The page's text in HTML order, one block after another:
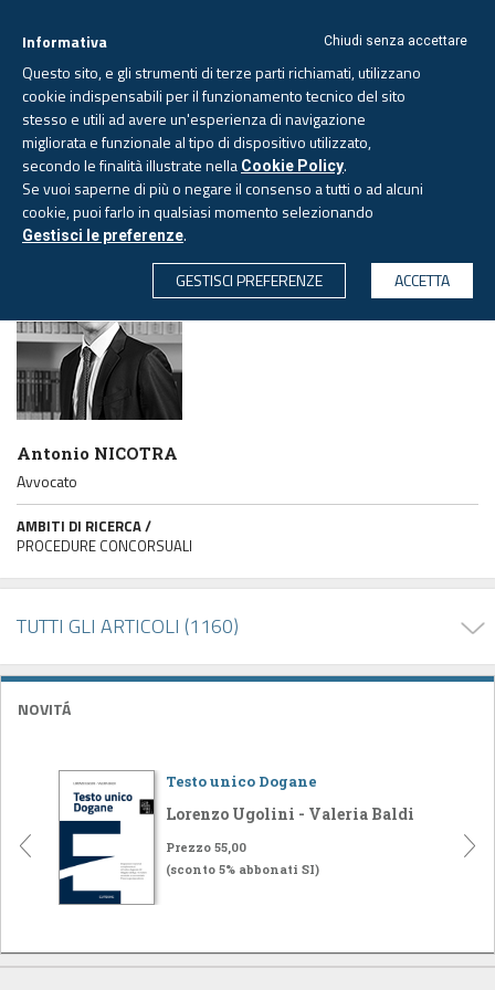
CERCA
Domenica, 9 agosto 2026
PAGINA AUTORE
Antonio NICOTRA
Avvocato
AMBITI DI RICERCA /
PROCEDURE CONCORSUALI
TUTTI GLI ARTICOLI (1160)
NOVITÁ
Testo unico Dogane
Lorenzo Ugolini - Valeria Baldi
Prezzo 55,00
(sconto 5% abbonati SI)
Chiudi senza accettare
Informativa
Questo sito, e gli strumenti di terze parti richiamati, utilizzano
cookie indispensabili per il funzionamento tecnico del sito
stesso e utili ad avere un'esperienza di navigazione
migliorata e funzionale al tipo di dispositivo utilizzato,
secondo le finalità illustrate nella Cookie Policy.
Se vuoi saperne di più o negare il consenso a tutti o ad alcuni
cookie, puoi farlo in qualsiasi momento selezionando
Gestisci le preferenze.
GESTISCI PREFERENZE
ACCETTA